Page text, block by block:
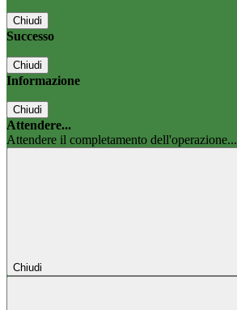
Chiudi
Successo
Chiudi
Informazione
Chiudi
Attendere...
Attendere il completamento dell'operazione...
Chiudi